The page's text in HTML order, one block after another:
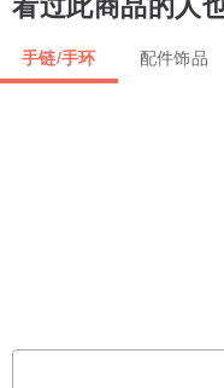
唯有它云淡风轻
就是那样质朴的存在着
不会有配戴后脱蜡的失落感
手链/手环 配件饰品